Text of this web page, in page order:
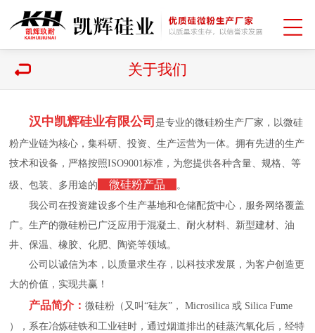
关于我们
汉中凯辉硅业有限公司是专业的微硅粉生产厂家，以微硅
粉产业链为核心，集科研、投资、生产运营为一体。拥有先进的生产
技术和设备，严格按照ISO9001标准，为您提供各种含量、规格、等
级、包装、多用途的 微硅粉产品
。
我公司在投资建设多个生产基地和仓储配货中心，服务网络覆盖
广。生产的微硅粉已广泛应用于混凝土、耐火材料、新型建材、油
井、保温、橡胶、化肥、陶瓷等领域。
公司以诚信为本，以质量求生存，以科技求发展，为客户创造更
大的价值，实现共赢！
产品简介：微硅粉（又叫“硅灰”， Microsilica 或 Silica Fume
），系在冶炼硅铁和工业硅时，通过烟道排出的硅蒸汽氧化后，经特